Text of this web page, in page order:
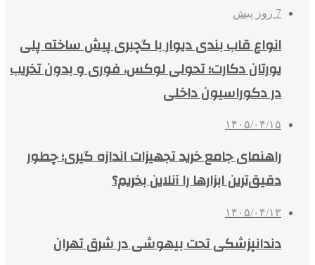
7 روز پیش
انواع قاب بندی دیوار با گچبری پیش ساخته پلی
یورتان دکارت؛ تحولی لوکس، فوری و بدون تخریب
در دکوراسیون داخلی
۱۴۰۵/۰۴/۱۵
راهنمای جامع خرید تجهیزات اندازه گیری؛ چطور
دقیق‌ترین ابزارها را آنلاین بخریم؟
۱۴۰۵/۰۴/۱۳
دندانپزشکی تحت بیهوشی در شرق تهران